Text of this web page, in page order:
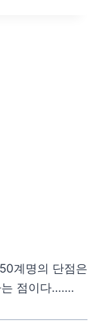
계명의 단점은
는 점이다…….